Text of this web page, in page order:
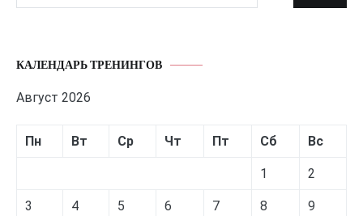
КАЛЕНДАРЬ ТРЕНИНГОВ
Август 2026
Пн Вт Ср Чт Пт Сб Вс
1 2
3 4 5 6 7 8 9